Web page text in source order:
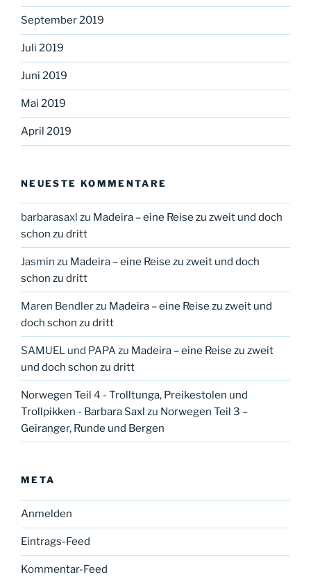
September 2019
Juli 2019
Juni 2019
Mai 2019
April 2019
NEUESTE KOMMENTARE
barbarasaxl zu Madeira – eine Reise zu zweit und doch
schon zu dritt
Jasmin zu Madeira – eine Reise zu zweit und doch
schon zu dritt
Maren Bendlerzu Madeira – eine Reise zu zweit und
doch schon zu dritt
SAMUEL und PAPAzu Madeira – eine Reise zu zweit
und doch schon zu dritt
Norwegen Teil 4 - Trolltunga, Preikestolen und
Trollpikken - Barbara Saxl zu Norwegen Teil 3 –
Geiranger, Runde und Bergen
META
Anmelden
Eintrags-Feed
Kommentar-Feed